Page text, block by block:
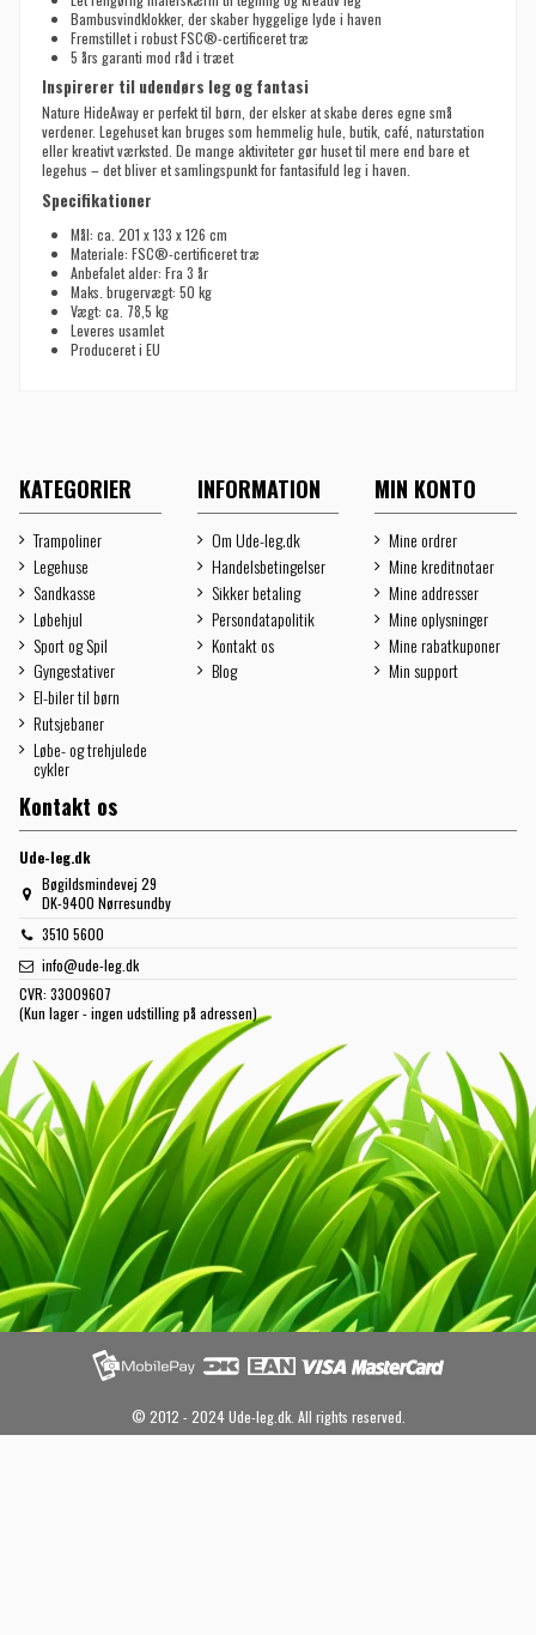
Bambusvindklokker, der skaber hyggelige lyde i haven
Fremstillet i robust FSC®-certificeret træ
5 års garanti mod råd i træet
Inspirerer til udendørs leg og fantasi
Nature HideAway er perfekt til børn, der elsker at skabe deres egne små
verdener. Legehuset kan bruges som hemmelig hule, butik, café, naturstation
eller kreativt værksted. De mange aktiviteter gør huset til mere end bare et
legehus – det bliver et samlingspunkt for fantasifuld leg i haven.
Specifikationer
Mål: ca. 201 x 133 x 126 cm
Materiale: FSC®-certificeret træ
Anbefalet alder: Fra 3 år
Maks. brugervægt: 50 kg
Vægt: ca. 78,5 kg
Leveres usamlet
Produceret i EU
KATEGORIER
Trampoliner
Legehuse
Sandkasse
Løbehjul
Sport og Spil
Gyngestativer
El-biler til børn
Rutsjebaner
Løbe- og trehjulede
cykler
INFORMATION
Om Ude-leg.dk
Handelsbetingelser
Sikker betaling
Persondatapolitik
Kontakt os
Blog
MIN KONTO
Mine ordrer
Mine kreditnotaer
Mine addresser
Mine oplysninger
Mine rabatkuponer
Min support
Kontakt os
Ude-leg.dk
Bøgildsmindevej 29
DK-9400 Nørresundby
3510 5600
info@ude-leg.dk
CVR: 33009607
(Kun lager - ingen udstilling på adressen)
© 2012 - 2024 Ude-leg.dk. All rights reserved.